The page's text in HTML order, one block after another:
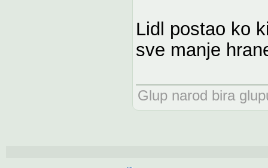
Lidl postao ko
sve manje
Glup narod bira